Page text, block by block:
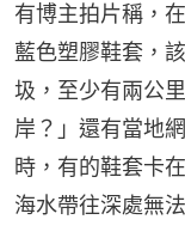
有博主拍片稱，
藍色塑膠鞋套，
圾，至少有兩公
岸？」還有當地
時，有的鞋套卡
海水帶往深處無